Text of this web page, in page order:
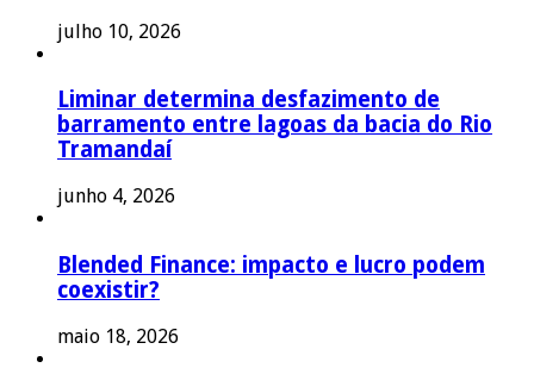
julho 10, 2026
Liminar determina desfazimento de
barramento entre lagoas da bacia do Rio
Tramandaí
junho 4, 2026
Blended Finance: impacto e lucro podem
coexistir?
maio 18, 2026